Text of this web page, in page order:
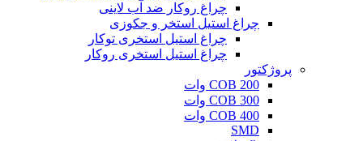
چراغ روکار ضد آب لاینی
چراغ استیل استخر و جکوزی
چراغ استیل استخری توکار
چراغ استیل استخری روکار
پروژکتور
COB 200 وات
COB 300 وات
COB 400 وات
SMD